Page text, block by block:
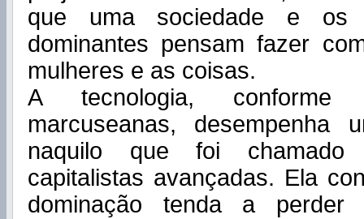
que uma sociedade e os
dominantes pensam fazer
mulheres e as coisas.
A tecnologia, conforme
marcuseanas, desempenha
naquilo que foi chamado
capitalistas avançadas. Ela
dominação tenda a